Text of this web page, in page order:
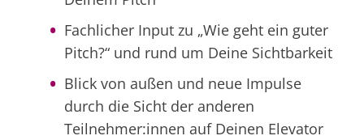
Fachlicher Input zu „Wie geht ein guter
Pitch?“ und rund um Deine Sichtbarkeit
Blick von außen und neue Impulse
durch die Sicht der anderen
Teilnehmer:innen auf Deinen Elevator